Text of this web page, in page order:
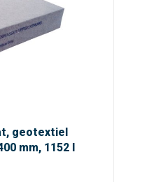
geotextiel
mm, 1152 l